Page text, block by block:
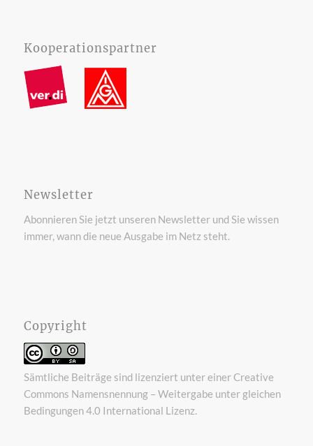
Kooperationspartner
Newsletter
Abonnieren Sie jetzt unseren Newsletter und Sie wissen
immer, wann die neue Ausgabe im Netz steht.
Copyright
Sämtliche Beiträge sind lizenziert unter einerCreative
Commons Namensnennung – Weitergabe unter gleichen
Bedingungen 4.0 International Lizenz.